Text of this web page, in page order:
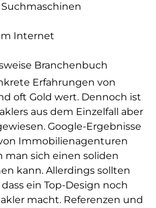
Internet
Branchenbuch
Erfahrungen von
oft Gold wert. Dennoch ist
aus dem Einzelfall aber
Google-Ergebnisse
Immobilienagenturen
man sich einen soliden
kann. Allerdings sollten
ein Top-Design noch
macht. Referenzen und